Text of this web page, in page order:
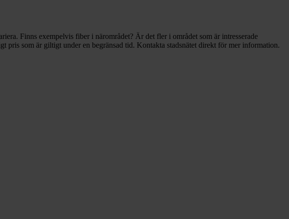
Finns exempelvis fiber i närområdet? Är det fler i området som är intresserade
pris som är giltigt under en begränsad tid. Kontakta stadsnätet direkt för mer information.